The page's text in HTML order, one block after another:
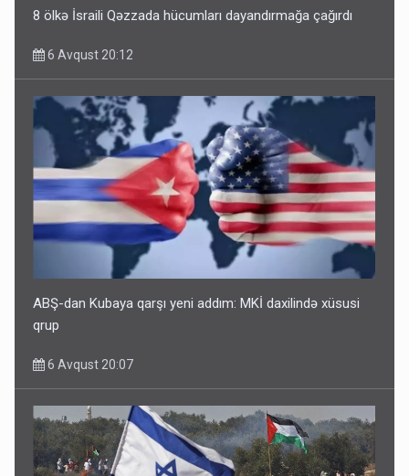
8 ölkə İsraili Qəzzada hücumları dayandırmağa çağırdı
6 Avqust 20:12
ABŞ-dan Kubaya qarşı yeni addım: MKİ daxilində xüsusi
qrup
6 Avqust 20:07